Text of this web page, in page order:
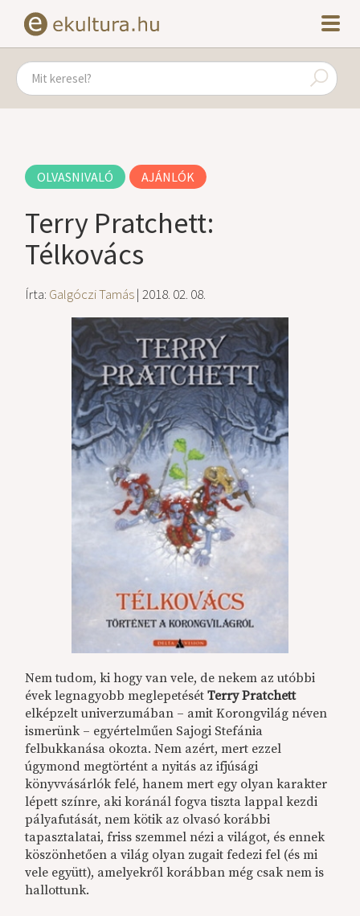
OLVASNIVALÓ AJÁNLÓK
Terry Pratchett:
Télkovács
Írta: Galgóczi Tamás| 2018. 02. 08.
Nem tudom, ki hogy van vele, de nekem az utóbbi
évek legnagyobb meglepetésétTerry Pratchett
elképzelt univerzumában – amit Korongvilág néven
ismerünk – egyértelműen Sajogi Stefánia
felbukkanása okozta. Nem azért, mert ezzel
úgymond megtörtént a nyitás az ifjúsági
könyvvásárlók felé, hanem mert egy olyan karakter
lépett színre, aki koránál fogva tiszta lappal kezdi
pályafutását, nem kötik az olvasó korábbi
tapasztalatai, friss szemmel nézi a világot, és ennek
köszönhetően a világ olyan zugait fedezi fel (és mi
vele együtt), amelyekről korábban még csak nem is
hallottunk.